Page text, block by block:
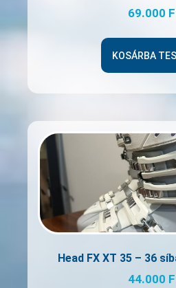
69.000
KOSÁRBA
Head FX XT 35 – 36
44.000